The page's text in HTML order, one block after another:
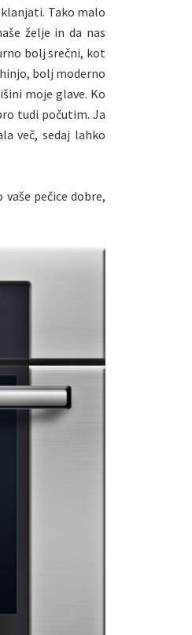
Tako malo
želje in da nas
bolj srečni, kot
bolj moderno
moje glave. Ko
tudi počutim. Ja
več, sedaj lahko
pečice dobre,